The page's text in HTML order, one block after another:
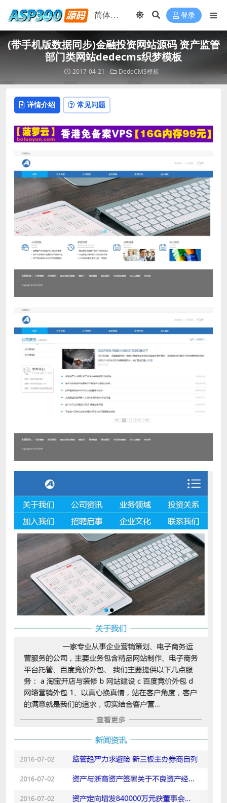
登录
(带手机版数据同步)金融投资网站源码 资产监管
部门类网站dedecms织梦模板
2017-04-21 DedeCMS模板
详情介绍 常见问题